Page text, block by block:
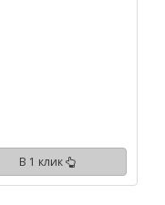
В 1 клик